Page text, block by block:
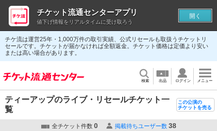
チケ流は運営25年・1,000万件の取引実績、公式リセールも取扱うチケットリ
セールです。チケットが届かなければ全額返金。チケット価格は定価より安い
または高い場合があります。
検索 出品 ログイン メニュー
ティーアップのライブ・リセールチケット一
覧
この公演の
チケットを売る
全チケット件数 0 掲載待ちユーザー数 38
チケット流通センターアプリ
値下げ情報をリアルタイムに受け取ろう
開く